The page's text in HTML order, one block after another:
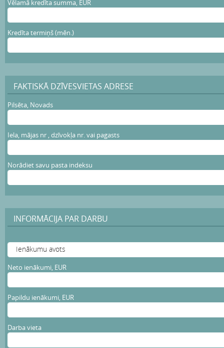
Vēlamā kredīta summa, EUR
Kredīta termiņš (mēn.)
FAKTISKĀ DZĪVESVIETAS ADRESE
Pilsēta, Novads
Iela, mājas nr , dzīvokļa nr. vai pagasts
Norādiet savu pasta indeksu
INFORMĀCIJA PAR DARBU
Neto ienākumi, EUR
Papildu ienākumi, EUR
Darba vieta